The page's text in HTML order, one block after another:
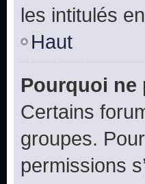
les intitulés
Haut
Pourquoi ne
Certains
groupes.
permissions